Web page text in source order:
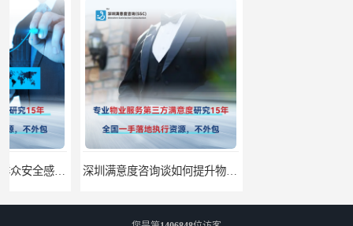
深圳满意度咨询谈如何提升物业满意度